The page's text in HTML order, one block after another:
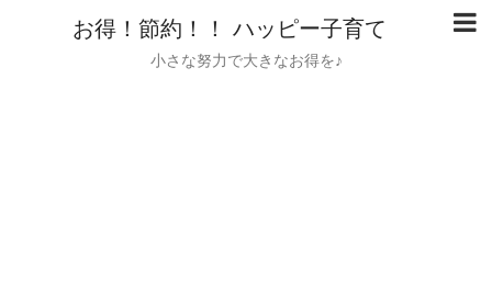
お得！節約！！ ハッピー子育て
小さな努力で大きなお得を♪